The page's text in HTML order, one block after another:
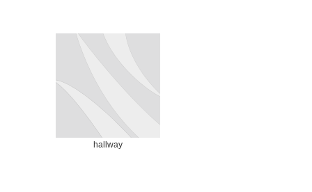
hallway